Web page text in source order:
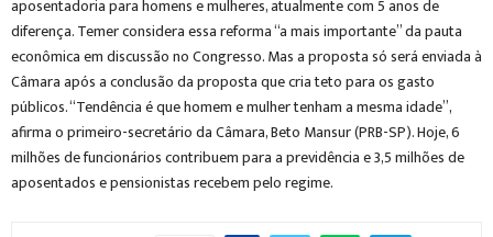
aposentadoria para homens e mulheres, atualmente com 5 anos de
diferença. Temer considera essa reforma “a mais importante” da pauta
econômica em discussão no Congresso. Mas a proposta só será enviada à
Câmara após a conclusão da proposta que cria teto para os gasto
públicos. “Tendência é que homem e mulher tenham a mesma idade”,
afirma o primeiro-secretário da Câmara, Beto Mansur (PRB-SP). Hoje, 6
milhões de funcionários contribuem para a previdência e 3,5 milhões de
aposentados e pensionistas recebem pelo regime.